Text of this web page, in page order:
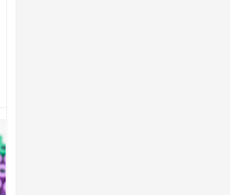
торговельний центр, будинки, є